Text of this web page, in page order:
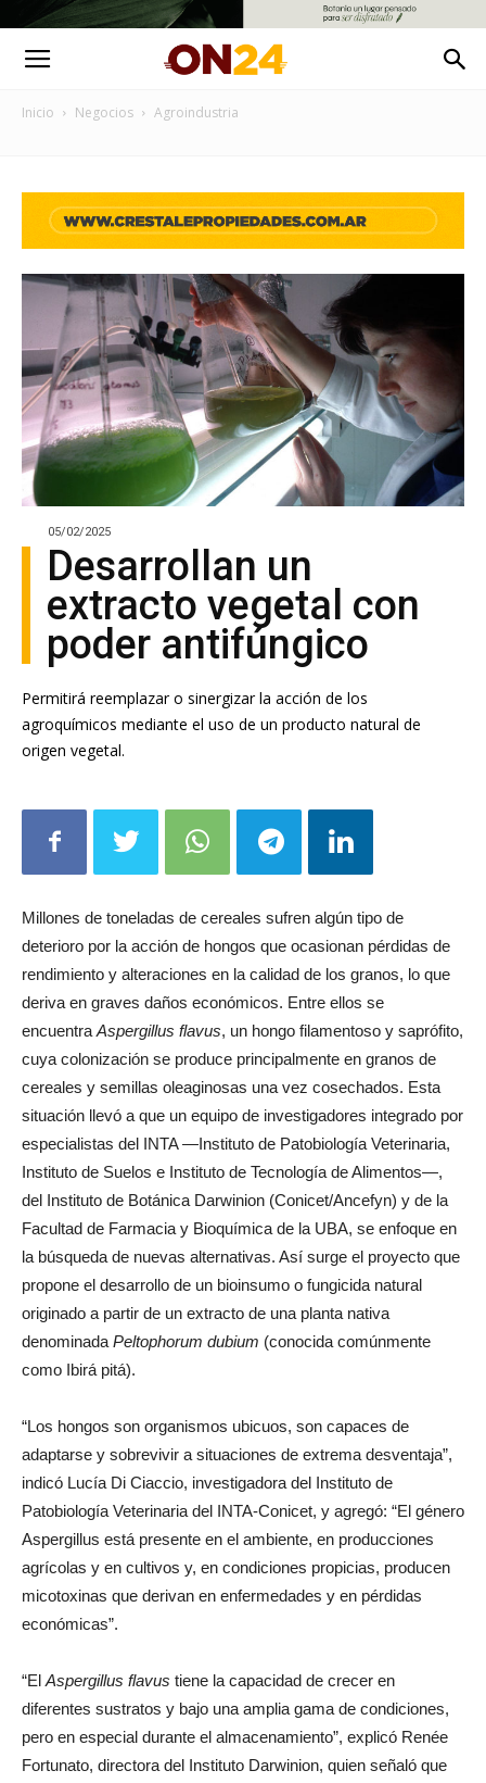
Inicio Negocios Agroindustria
05/02/2025
Desarrollan un
extracto vegetal con
poder antifúngico
Permitirá reemplazar o sinergizar la acción de los
agroquímicos mediante el uso de un producto natural de
Millones de toneladas de cereales sufren algún tipo de
deterioro por la acción de hongos que ocasionan pérdidas de
rendimiento y alteraciones en la calidad de los granos, lo que
deriva en graves daños económicos. Entre ellos se
encuentraAspergillus flavus, un hongo filamentoso y saprófito,
cuya colonización se produce principalmente en granos de
cereales y semillas oleaginosas una vez cosechados. Esta
situación llevó a que un equipo de investigadores integrado por
especialistas del INTA —Instituto de Patobiología Veterinaria,
Instituto de Suelos e Instituto de Tecnología de Alimentos—,
del Instituto de Botánica Darwinion (Conicet/Ancefyn) y de la
Facultad de Farmacia y Bioquímica de la UBA, se enfoque en
la búsqueda de nuevas alternativas. Así surge el proyecto que
propone el desarrollo de un bioinsumo o fungicida natural
originado a partir de un extracto de una planta nativa
denominadaPeltophorum dubium
“Los hongos son organismos ubicuos, son capaces de
adaptarse y sobrevivir a situaciones de extrema desventaja”,
indicó Lucía Di Ciaccio, investigadora del Instituto de
Patobiología Veterinaria del INTA-Conicet, y agregó: “El género
Aspergillus está presente en el ambiente, en producciones
agrícolas y en cultivos y, en condiciones propicias, producen
micotoxinas que derivan en enfermedades y en pérdidas
“ElAspergillus flavustiene la capacidad de crecer en
diferentes sustratos y bajo una amplia gama de condiciones,
pero en especial durante el almacenamiento”, explicó Renée